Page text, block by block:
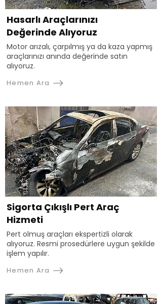
Hasarlı Araçlarınızı
Değerinde Alıyoruz
Motor arızalı, çarpılmış ya da kaza yapmış
araçlarınızı anında değerinde satın
alıyoruz.
Hemen Ara
Sigorta Çıkışlı Pert Araç
Hizmeti
Pert olmuş araçları ekspertizli olarak
alıyoruz. Resmi prosedürlere uygun şekilde
işlem yapılır.
Hemen Ara